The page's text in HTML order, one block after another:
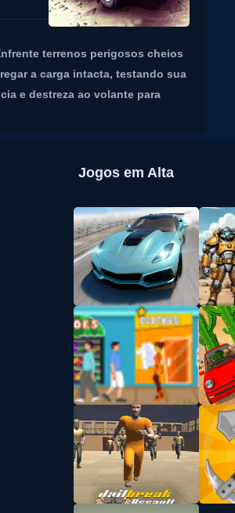
terrenos perigosos cheios
a carga intacta, testando sua
e destreza ao volante para
Jogos em Alta